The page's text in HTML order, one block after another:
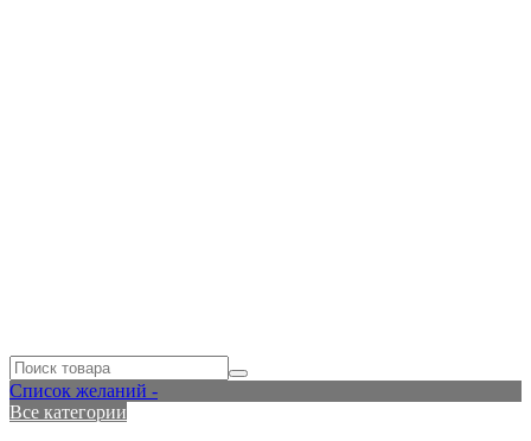
Список желаний -
Все категории